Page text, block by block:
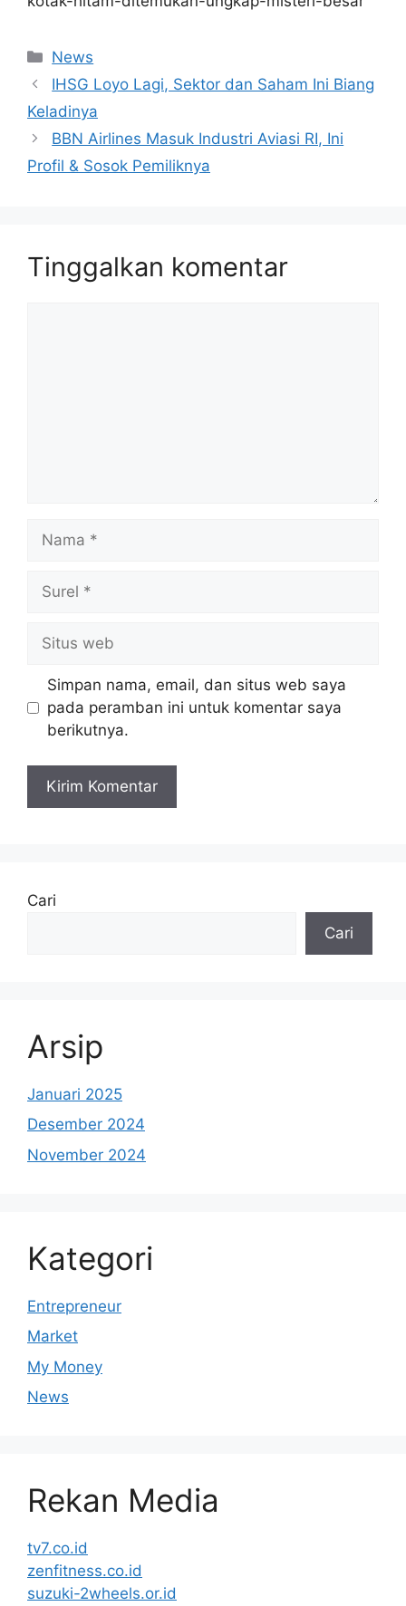
Kategori
News
IHSG Loyo Lagi, Sektor dan Saham Ini Biang
Keladinya
BBN Airlines Masuk Industri Aviasi RI, Ini
Profil & Sosok Pemiliknya
Tinggalkan komentar
Nama
Surel
Situs
web
Simpan nama, email, dan situs web saya
pada peramban ini untuk komentar saya
berikutnya.
Cari
Cari
Arsip
Januari 2025
Desember 2024
November 2024
Kategori
Entrepreneur
Market
My Money
News
Rekan Media
tv7.co.id
zenfitness.co.id
suzuki-2wheels.or.id